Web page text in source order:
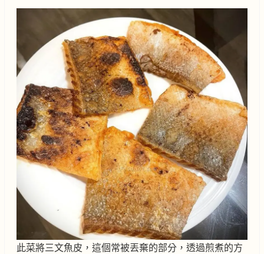
此菜將三文魚皮，這個常被丟棄的部分，透過煎煮的方